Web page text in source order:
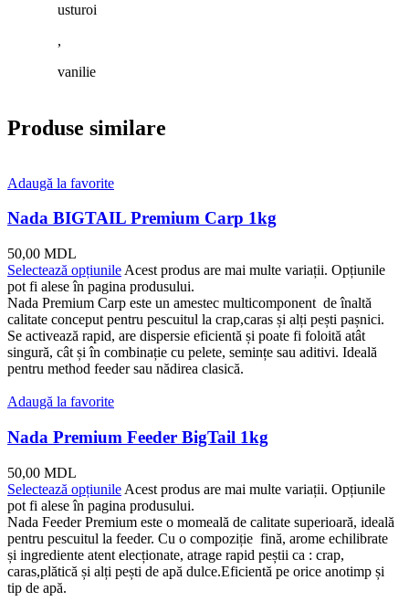
usturoi
,
vanilie
Produse similare
Adaugă la favorite
Nada BIGTAIL Premium Carp 1kg
50,00 MDL
Selectează opțiunile Acest produs are mai multe variații. Opțiunile
pot fi alese în pagina produsului.
Nada Premium Carp este un amestec multicomponent de înaltă
calitate conceput pentru pescuitul la crap,caras și alți pești pașnici.
Se activează rapid, are dispersie eficientă și poate fi foloită atât
singură, cât și în combinație cu pelete, semințe sau aditivi. Ideală
pentru method feeder sau nădirea clasică.
Adaugă la favorite
Nada Premium Feeder BigTail 1kg
50,00 MDL
Selectează opțiunile Acest produs are mai multe variații. Opțiunile
pot fi alese în pagina produsului.
Nada Feeder Premium este o momeală de calitate superioară, ideală
pentru pescuitul la feeder. Cu o compoziție fină, arome echilibrate
și ingrediente atent elecționate, atrage rapid peștii ca : crap,
caras,plătică și alți pești de apă dulce.Eficientă pe orice anotimp și
tip de apă.